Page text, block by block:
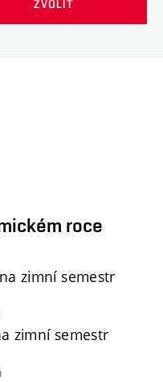
roce
zimní semestr
zimní semestr